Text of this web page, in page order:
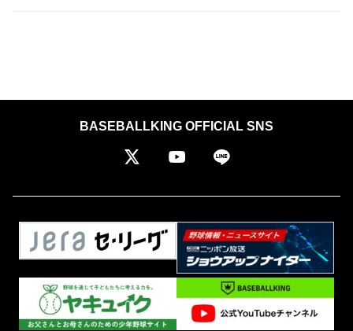
BASEBALLKING OFFICIAL SNS